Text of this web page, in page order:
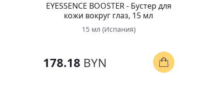
EYESSENCE BOOSTER - Бустер для
кожи вокруг глаз, 15 мл
15 мл (Испания)
178.18 BYN